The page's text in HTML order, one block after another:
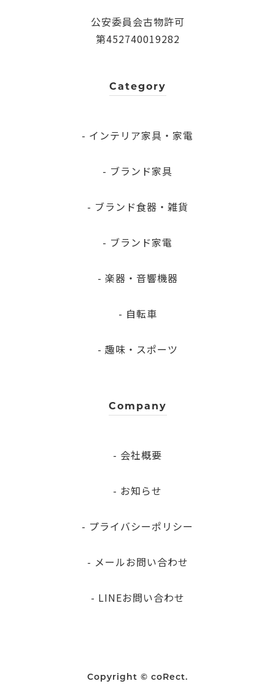
公安委員会古物許可
第452740019282
Category
- インテリア家具・家電
- ブランド家具
- ブランド食器・雑貨
- ブランド家電
- 楽器・音響機器
- 自転車
- 趣味・スポーツ
Company
- 会社概要
- お知らせ
- プライバシーポリシー
- メールお問い合わせ
- LINEお問い合わせ
Copyright © coRect.